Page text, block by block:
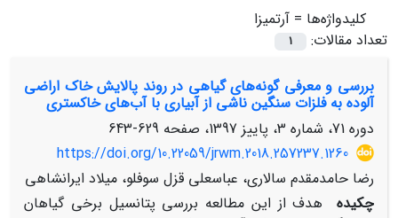
کلیدواژه‌ها = آرتمیزا
تعداد مقالات:
1
بررسی و معرفی گونه‌های گیاهی در روند پالایش خاک اراضی
آلوده به فلزات سنگین ناشی از آبیاری با آب‌های خاکستری
دوره 71، شماره 3، پاییز 1397، صفحه
629-643
https://doi.org/10.22059/jrwm.2018.257237.1260
رضا حامدمقدم سالاری، عباسعلی قزل سوفلو، میلاد ایرانشاهی
چکیده
هدف از این مطالعه بررسی پتانسیل برخی گیاهان